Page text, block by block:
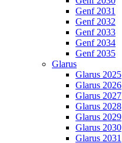
Genf 2031
Genf 2032
Genf 2033
Genf 2034
Genf 2035
Glarus
Glarus 2025
Glarus 2026
Glarus 2027
Glarus 2028
Glarus 2029
Glarus 2030
Glarus 2031